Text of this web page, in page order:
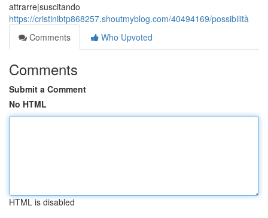
attrarre|suscitando
https://cristinibtp868257.shoutmyblog.com/40494169/possibilità
Comments
Who Upvoted
Comments
Submit a Comment
No HTML
HTML is disabled